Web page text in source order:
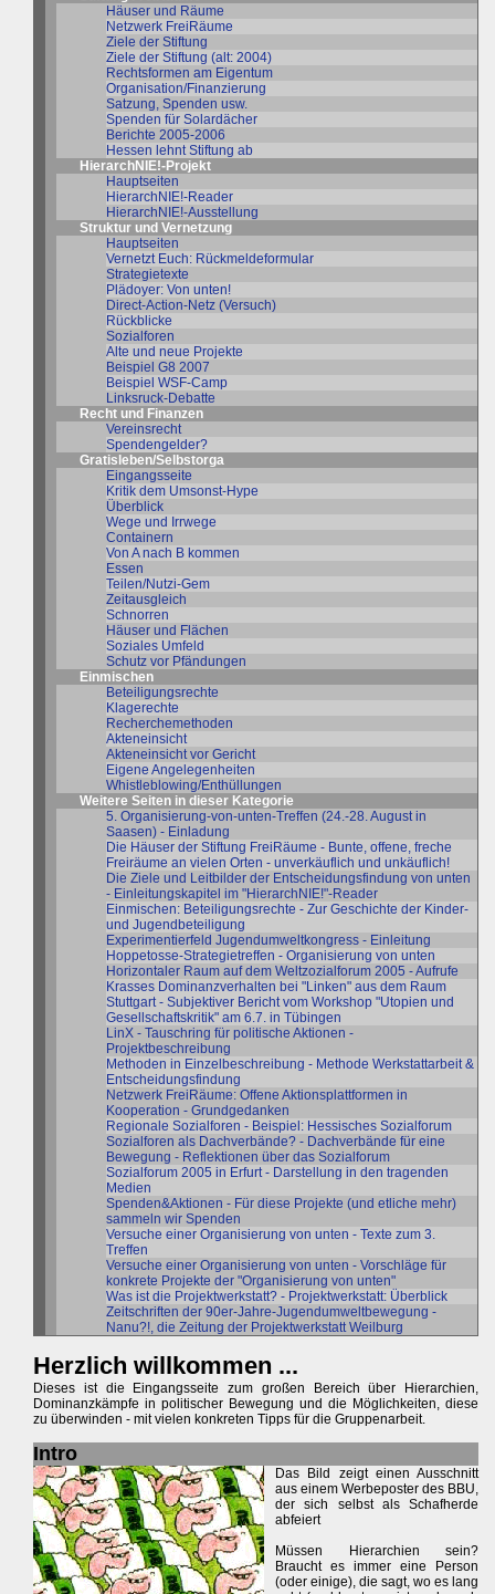
Häuser und Räume
Netzwerk FreiRäume
Ziele der Stiftung
Ziele der Stiftung (alt: 2004)
Rechtsformen am Eigentum
Organisation/Finanzierung
Satzung, Spenden usw.
Spenden für Solardächer
Berichte 2005-2006
Hessen lehnt Stiftung ab
HierarchNIE!-Projekt
Hauptseiten
HierarchNIE!-Reader
HierarchNIE!-Ausstellung
Struktur und Vernetzung
Hauptseiten
Vernetzt Euch: Rückmeldeformular
Strategietexte
Plädoyer: Von unten!
Direct-Action-Netz (Versuch)
Rückblicke
Sozialforen
Alte und neue Projekte
Beispiel G8 2007
Beispiel WSF-Camp
Linksruck-Debatte
Recht und Finanzen
Vereinsrecht
Spendengelder?
Gratisleben/Selbstorga
Eingangsseite
Kritik dem Umsonst-Hype
Überblick
Wege und Irrwege
Containern
Von A nach B kommen
Essen
Teilen/Nutzi-Gem
Zeitausgleich
Schnorren
Häuser und Flächen
Soziales Umfeld
Schutz vor Pfändungen
Einmischen
Beteiligungsrechte
Klagerechte
Recherchemethoden
Akteneinsicht
Akteneinsicht vor Gericht
Eigene Angelegenheiten
Whistleblowing/Enthüllungen
Weitere Seiten in dieser Kategorie
5. Organisierung-von-unten-Treffen (24.-28. August in
Saasen) - Einladung
Die Häuser der Stiftung FreiRäume - Bunte, offene, freche
Freiräume an vielen Orten - unverkäuflich und unkäuflich!
Die Ziele und Leitbilder der Entscheidungsfindung von unten
- Einleitungskapitel im "HierarchNIE!"-Reader
Einmischen: Beteiligungsrechte - Zur Geschichte der Kinder-
und Jugendbeteiligung
Experimentierfeld Jugendumweltkongress - Einleitung
Hoppetosse-Strategietreffen - Organisierung von unten
Horizontaler Raum auf dem Weltzozialforum 2005 - Aufrufe
Krasses Dominanzverhalten bei "Linken" aus dem Raum
Stuttgart - Subjektiver Bericht vom Workshop "Utopien und
Gesellschaftskritik" am 6.7. in Tübingen
LinX - Tauschring für politische Aktionen -
Projektbeschreibung
Methoden in Einzelbeschreibung - Methode Werkstattarbeit &
Entscheidungsfindung
Netzwerk FreiRäume: Offene Aktionsplattformen in
Kooperation - Grundgedanken
Regionale Sozialforen - Beispiel: Hessisches Sozialforum
Sozialforen als Dachverbände? - Dachverbände für eine
Bewegung - Reflektionen über das Sozialforum
Sozialforum 2005 in Erfurt - Darstellung in den tragenden
Medien
Spenden&Aktionen - Für diese Projekte (und etliche mehr)
sammeln wir Spenden
Versuche einer Organisierung von unten - Texte zum 3.
Treffen
Versuche einer Organisierung von unten - Vorschläge für
konkrete Projekte der "Organisierung von unten"
Was ist die Projektwerkstatt? - Projektwerkstatt: Überblick
Zeitschriften der 90er-Jahre-Jugendumweltbewegung -
Nanu?!, die Zeitung der Projektwerkstatt Weilburg
Herzlich willkommen ...
Dieses ist die Eingangsseite zum großen Bereich über Hierarchien,
Dominanzkämpfe in politischer Bewegung und die Möglichkeiten, diese
zu überwinden - mit vielen konkreten Tipps für die Gruppenarbeit.
Intro
Das Bild zeigt einen Ausschnitt
aus einem Werbeposter des BBU,
der sich selbst als Schafherde
abfeiert
Müssen Hierarchien sein?
Braucht es immer eine Person
(oder einige), die sagt, wo es lang